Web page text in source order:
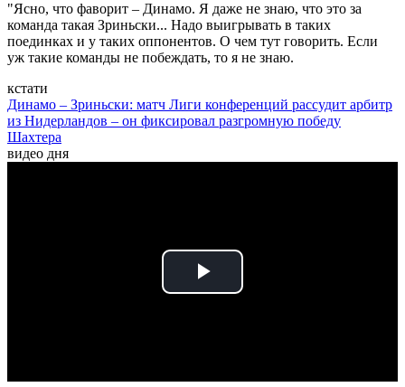
"Ясно, что фаворит – Динамо. Я даже не знаю, что это за
команда такая Зриньски... Надо выигрывать в таких
поединках и у таких оппонентов. О чем тут говорить. Если
уж такие команды не побеждать, то я не знаю.
кстати
Динамо – Зриньски: матч Лиги конференций рассудит арбитр
из Нидерландов – он фиксировал разгромную победу
Шахтера
видео дня
Play